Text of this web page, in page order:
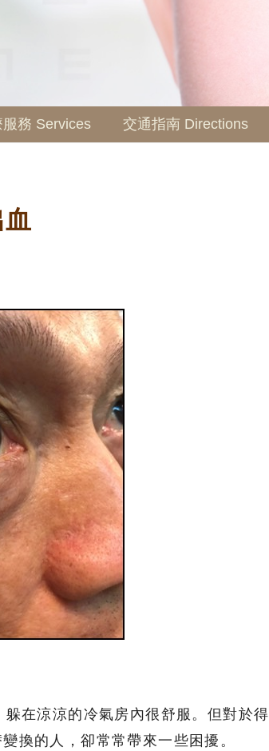
服務 Services 交通指南 Directions
血
在涼涼的冷氣房內很舒服。但對於得
換的人，卻常常帶來一些困擾。